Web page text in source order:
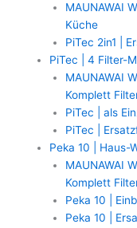
MAUNAWAI
Küche
PiTec 2in1 |
PiTec | 4 Filter-
MAUNAWAI
Komplett
PiTec | als
PiTec |
Peka 10 | Haus-
MAUNAWAI
Komplett
Peka 10 |
Peka 10 |